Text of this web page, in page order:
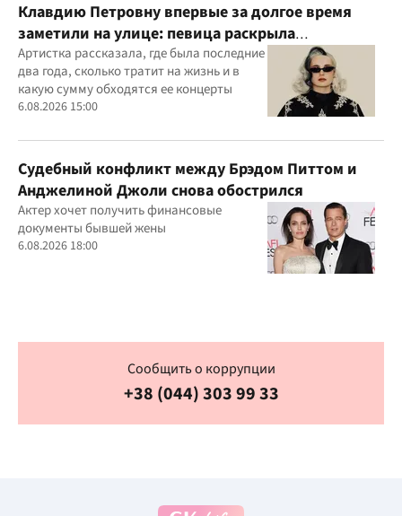
Клавдию Петровну впервые за долгое время
заметили на улице: певица раскрыла
подробности своей жизни
Артистка рассказала, где была последние
два года, сколько тратит на жизнь и в
какую сумму обходятся ее концерты
6.08.2026 15:00
Судебный конфликт между Брэдом Питтом и
Анджелиной Джоли снова обострился
Актер хочет получить финансовые
документы бывшей жены
6.08.2026 18:00
Сообщить о коррупции
+38 (044) 303 99 33